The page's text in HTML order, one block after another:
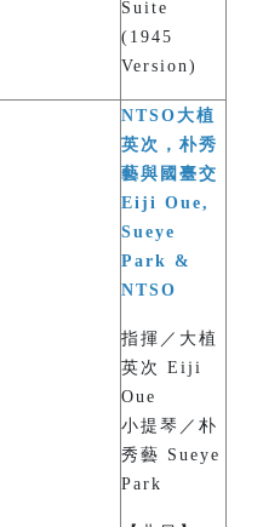
Suite
(1945
Version)
NTSO大植
英次，朴秀
藝與國臺交
Eiji Oue,
Sueye
Park &
NTSO
指揮／大植
英次 Eiji
Oue
小提琴／朴
秀藝 Sueye
Park